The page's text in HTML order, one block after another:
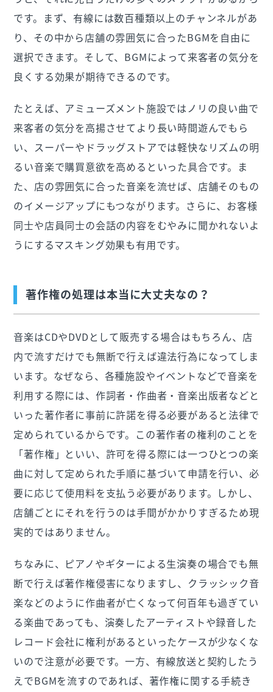
です。まず、有線には数百種類以上のチャンネルがあ
り、その中から店舗の雰囲気に合ったBGMを自由に
選択できます。そして、BGMによって来客者の気分を
良くする効果が期待できるのです。
たとえば、アミューズメント施設ではノリの良い曲で
来客者の気分を高揚させてより長い時間遊んでもら
い、スーパーやドラッグストアでは軽快なリズムの明
るい音楽で購買意欲を高めるといった具合です。ま
た、店の雰囲気に合った音楽を流せば、店舗そのもの
のイメージアップにもつながります。さらに、お客様
同士や店員同士の会話の内容をむやみに聞かれないよ
うにするマスキング効果も有用です。
著作権の処理は本当に大丈夫なの？
音楽はCDやDVDとして販売する場合はもちろん、店
内で流すだけでも無断で行えば違法行為になってしま
います。なぜなら、各種施設やイベントなどで音楽を
利用する際には、作詞者・作曲者・音楽出版者などと
いった著作者に事前に許諾を得る必要があると法律で
定められているからです。この著作者の権利のことを
「著作権」といい、許可を得る際には一つひとつの楽
曲に対して定められた手順に基づいて申請を行い、必
要に応じて使用料を支払う必要があります。しかし、
店舗ごとにそれを行うのは手間がかかりすぎるため現
実的ではありません。
ちなみに、ピアノやギターによる生演奏の場合でも無
断で行えば著作権侵害になりますし、クラッシック音
楽などのように作曲者が亡くなって何百年も過ぎてい
る楽曲であっても、演奏したアーティストや録音した
レコード会社に権利があるといったケースが少なくな
いので注意が必要です。一方、有線放送と契約したう
えでBGMを流すのであれば、著作権に関する手続き